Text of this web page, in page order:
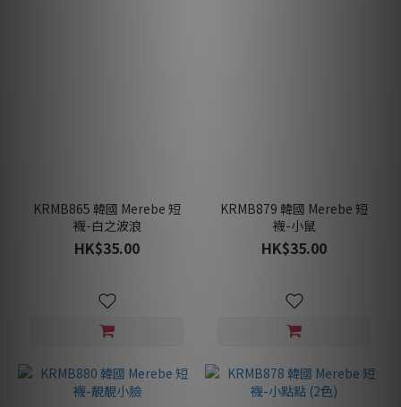
KRMB865 韓國 Merebe 短
襪-白之波浪
HK$35.00
KRMB879 韓國 Merebe 短
襪-小鼠
HK$35.00